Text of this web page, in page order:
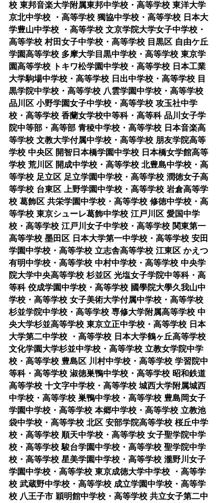
校 東邦音楽大学附属東邦中学校・高等学校 東洋大学
京北中学校 ・高等学校 獨協中学校・高等学校 日本大
学豊山中学校 ・高等学校 文京学院大学女子中学校・
高等学校 村田女子中学校・高等学校 目黒区 自由ケ丘
学園高等学校 多摩大学目黒中学校・高等学校 東京学
園高等学校 トキワ松学園中学校・高等学校 日本工業
大学駒場中学校・高等学校 日出中学校・高等学校 目
黒学院中学校・高等学校 八雲学園中学校・高等学校
品川区 小野学園女子中学校・高等学校 攻玉社中学
校・高等学校 香蘭女学校中等科・高等科 品川女子学
院中等部・高等部 青稜中学校・高等学校 日本音楽高
等学校 文教大学付属中学校・高等学校 朋友学院高等
学校 中央区 開智日本橋学園中学校 日本橋女学館高等
学校 荒川区 開成中学校・高等学校 北豊島中学校・高
等学校 足立区 足立学園中学校・高等学校 潤徳女子高
等学校 台東区 上野学園中学校・高等学校 岩倉高等学
校 葛飾区 共栄学園中学校・高等学校 修徳中学校・高
等学校 東京シューレ葛飾中学校 江戸川区 愛国中学
校・高等学校 江戸川女子中学校・高等学校 関東第一
高等学校 墨田区 日本大学第一中学校・高等学校 安田
学園中学校・高等学校 立志舎高等学校 江東区 かえつ
有明中学校・高等学校 中村中学校・高等学校 中央学
院大学中央高等学校 杉並区 光塩女子学院中等科・高
等科 佼成学園中学校・高等学校 國學院大學久我山中
学校・高等学校 女子美術大学付属中学校・高等学校
杉並学院中学校・高等学校 専修大学附属高等学校 中
央大学杉並高等学校 東京立正中学校・高等学校 日本
大学第二中学校 ・高等学校 日本大学鶴ヶ丘高等学校
文化学園大学杉並中学校・高等学校 立教女学院中学
校・高等学校 豊島区 川村中学校・高等学校 学習院中
等科・高等学校 淑徳巣鴨中学校・高等学校 昭和鉄道
高等学校 十文字中学校・高等学校 城西大学附属城西
中学校・高等学校 巣鴨中学校・高等学校 豊島岡女子
学園中学校・高等学校 本郷中学校・高等学校 立教池
袋中学校・高等学校 北区 安部学院高等学校 桜丘中学
校・高等学校 順天中学校・高等学校 女子聖学院中学
校・高等学校 駿台学園中学校・高等学校 聖学院中学
校・高等学校 星美学園中学校・高等学校 瀧野川女子
学園中学校・高等学校 東京成徳大学中学校 ・高等学
校 武蔵野中学校・高等学校 成立学園中学校・高等学
校 八王子市 穎明館中学校・高等学校 共立女子第二中